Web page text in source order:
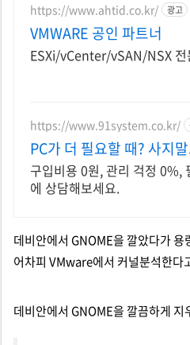
https://www.ahtid.co.kr/ 광고
VMWARE 공인 파트너
ESXi/vCenter/vSAN/NSX 전
https://www.91system.co.kr/
PC가 더 필요할 때? 사지
구입비용 0원, 관리 걱정 0%,
에 상담해보세요.
데비안에서 GNOME을 깔았다가
어차피 VMware에서 커널분석한다
데비안에서 GNOME을 깔끔하게 지